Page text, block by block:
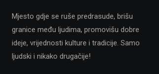
Mjesto gdje se ruše predrasude, brišu
granice među ljudima, promovišu dobre
ideje, vrijednosti kulture i tradicije. Samo
ljudski i nikako drugačije!